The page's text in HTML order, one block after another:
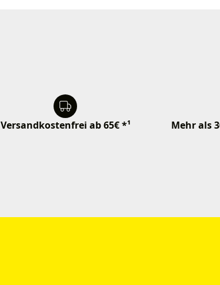
Versandkostenfrei ab 65€ *¹ Mehr als